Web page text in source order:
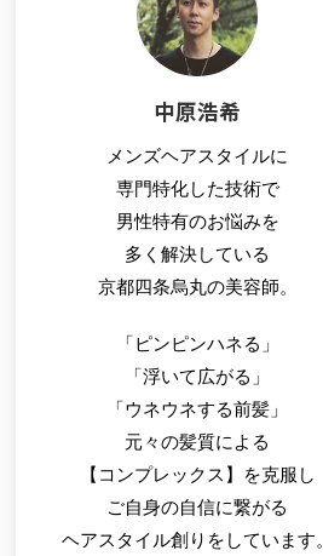
中原浩希
メンズヘアスタイルに
専門特化した技術で
男性特有のお悩みを
多く解決している
京都四条烏丸の美容師。
「ピンピンハネる」
「浮いて広がる」
「ウネウネする前髪」
元々の髪質による
【コンプレックス】を克服し
ご自身の自信に繋がる
ヘアスタイル創りをしています。